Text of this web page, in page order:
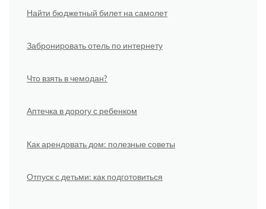
Найти бюджетный билет на самолет
Забронировать отель по интернету
Что взять в чемодан?
Аптечка в дорогу с ребенком
Как арендовать дом: полезные советы
Отпуск с детьми: как подготовиться